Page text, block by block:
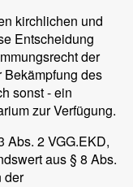
kirchlichen und
Entscheidung
der
Bekämpfung des
sonst - ein
zur Verfügung.
Abs. 2 VGG.EKD,
aus § 8 Abs.
der